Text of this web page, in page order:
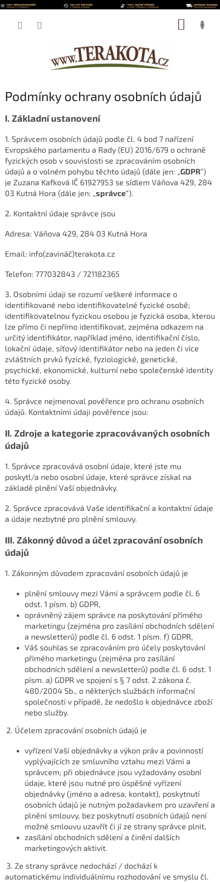
Přejít
obsah
Podmínky ochrany osobních údajů
I. Základní ustanovení
1. Správcem osobních údajů podle čl. 4 bod 7 nařízení
Evropského parlamentu a Rady (EU) 2016/679 o ochraně
fyzických osob v souvislosti se zpracováním osobních
údajů a o volném pohybu těchto údajů (dále jen: „ GDPR”)
je Zuzana Kafková IČ 61927953 se sídlem Váňova 429, 284
03 Kutná Hora (dále jen: „ správce“).
2. Kontaktní údaje správce jsou
Adresa: Váňova 429, 284 03 Kutná Hora
Email: info(zavináč)terakota.cz
Telefon: 777032843 / 721182365
3. Osobními údaji se rozumí veškeré informace o
identifikované nebo identifikovatelné fyzické osobě;
identifikovatelnou fyzickou osobou je fyzická osoba, kterou
lze přímo či nepřímo identifikovat, zejména odkazem na
určitý identifikátor, například jméno, identifikační číslo,
lokační údaje, síťový identifikátor nebo na jeden či více
zvláštních prvků fyzické, fyziologické, genetické,
psychické, ekonomické, kulturní nebo společenské identity
této fyzické osoby.
4. Správce nejmenoval pověřence pro ochranu osobních
údajů. Kontaktními údaji pověřence jsou:
II. Zdroje a kategorie zpracovávaných osobních
údajů
1. Správce zpracovává osobní údaje, které jste mu
poskytl/a nebo osobní údaje, které správce získal na
základě plnění Vaší objednávky.
2. Správce zpracovává Vaše identifikační a kontaktní údaje
a údaje nezbytné pro plnění smlouvy.
III. Zákonný důvod a účel zpracování osobních
údajů
1. Zákonným důvodem zpracování osobních údajů je
plnění smlouvy mezi Vámi a správcem podle čl. 6
odst. 1 písm. b) GDPR,
oprávněný zájem správce na poskytování přímého
marketingu (zejména pro zasílání obchodních sdělení
a newsletterů) podle čl. 6 odst. 1 písm. f) GDPR,
Váš souhlas se zpracováním pro účely poskytování
přímého marketingu (zejména pro zasílání
obchodních sdělení a newsletterů) podle čl. 6 odst. 1
písm. a) GDPR ve spojení s § 7 odst. 2 zákona č.
480/2004 Sb., o některých službách informační
společnosti v případě, že nedošlo k objednávce zboží
nebo služby.
2. Účelem zpracování osobních údajů je
vyřízení Vaší objednávky a výkon práv a povinností
vyplývajících ze smluvního vztahu mezi Vámi a
správcem; při objednávce jsou vyžadovány osobní
údaje, které jsou nutné pro úspěšné vyřízení
objednávky (jméno a adresa, kontakt), poskytnutí
osobních údajů je nutným požadavkem pro uzavření a
plnění smlouvy, bez poskytnutí osobních údajů není
možné smlouvu uzavřít či jí ze strany správce plnit,
zasílání obchodních sdělení a činění dalších
marketingových aktivit.
3. Ze strany správce nedochází / dochází k
automatickému individuálnímu rozhodování ve smyslu čl.